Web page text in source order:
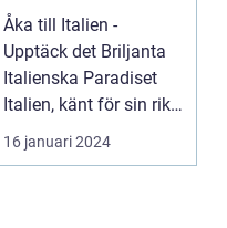
Paradiset
Åka till Italien -
Upptäck det Briljanta
Italienska Paradiset
Italien, känt för sin rika
historia, ...
16 januari 2024